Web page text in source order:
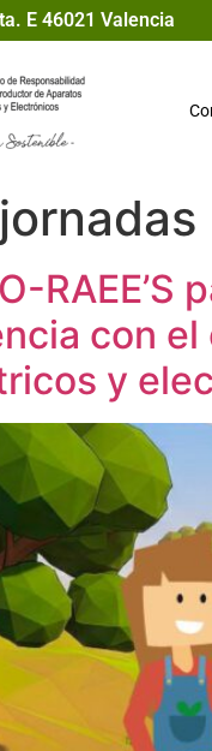
E 46021 Valencia
jornadas
RAEE’S
con
y